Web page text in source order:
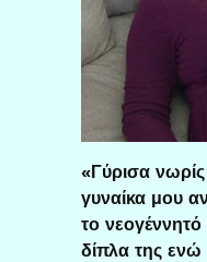
«Γύρισα
γυναίκα μου
το
δίπλα της